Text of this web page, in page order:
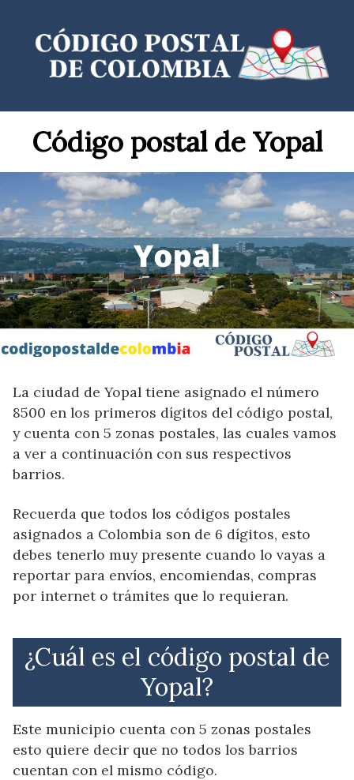
contenido
Código postal de Yopal
La ciudad de Yopal tiene asignado el número
8500 en los primeros dígitos del código postal,
y cuenta con 5 zonas postales, las cuales vamos
a ver a continuación con sus respectivos
barrios.
Recuerda que todos los códigos postales
asignados a Colombia son de 6 dígitos, esto
debes tenerlo muy presente cuando lo vayas a
reportar para envíos, encomiendas, compras
por internet o trámites que lo requieran.
¿Cuál es el código postal de
Yopal?
Este municipio cuenta con 5 zonas postales
esto quiere decir que no todos los barrios
cuentan con el mismo código.